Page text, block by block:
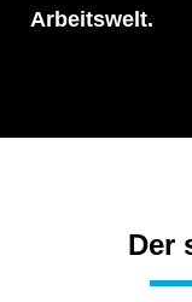
Arbeitswelt.
Der